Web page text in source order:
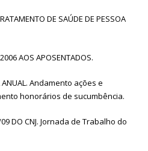
DE SAÚDE DE PESSOA
AOS APOSENTADOS.
ANUAL. Andamento ações e
honorários de sucumbência.
DO CNJ. Jornada de Trabalho do